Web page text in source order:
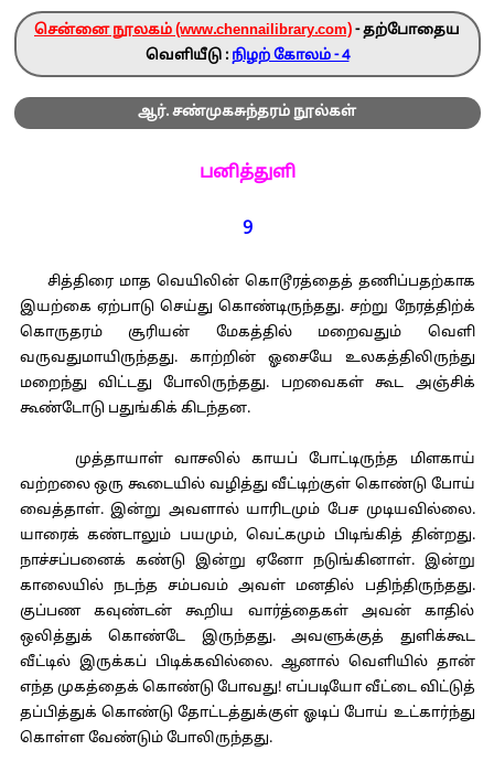
சென்னை நூலகம் (www.chennailibrary.com)- தற்போதைய
வெளியீடு : நிழற் கோலம் - 4
ஆர். சண்முகசுந்தரம் நூல்கள்
பனித்துளி
9
சித்திரை மாத வெயிலின் கொடூரத்தைத் தணிப்பதற்காக
இயற்கை ஏற்பாடு செய்து கொண்டிருந்தது. சற்று நேரத்திற்க்
கொருதரம் சூரியன் மேகத்தில் மறைவதும் வெளி
வருவதுமாயிருந்தது. காற்றின் ஓசையே உலகத்திலிருந்து
மறைந்து விட்டது போலிருந்தது. பறவைகள் கூட அஞ்சிக்
கூண்டோடு பதுங்கிக் கிடந்தன.
முத்தாயாள் வாசலில் காயப் போட்டிருந்த மிளகாய்
வற்றலை ஒரு கூடையில் வழித்து வீட்டிற்குள் கொண்டு போய்
வைத்தாள். இன்று அவளால் யாரிடமும் பேச முடியவில்லை.
யாரைக் கண்டாலும் பயமும், வெட்கமும் பிடிங்கித் தின்றது.
நாச்சப்பனைக் கண்டு இன்று ஏனோ நடுங்கினாள். இன்று
காலையில் நடந்த சம்பவம் அவள் மனதில் பதிந்திருந்தது.
குப்பண கவுண்டன் கூறிய வார்த்தைகள் அவன் காதில்
ஒலித்துக் கொண்டே இருந்தது. அவளுக்குத் துளிக்கூட
வீட்டில் இருக்கப் பிடிக்கவில்லை. ஆனால் வெளியில் தான்
எந்த முகத்தைக் கொண்டு போவது! எப்படியோ வீட்டை விட்டுத்
தப்பித்துக் கொண்டு தோட்டத்துக்குள் ஓடிப் போய் உட்கார்ந்து
கொள்ள வேண்டும் போலிருந்தது.